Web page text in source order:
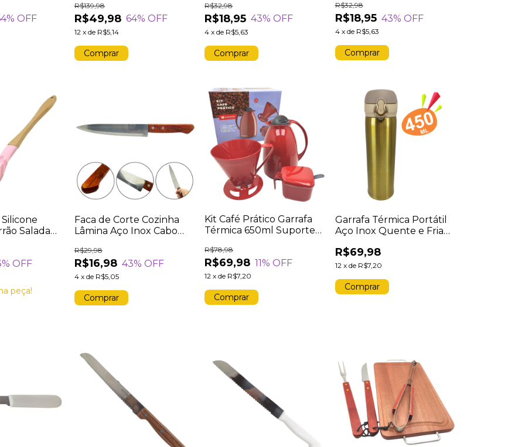
Concha
Pegador
% OFF
4 Peças Colher Concha
Escumadeira Pegador
Rosa
R$49,98
R$139,98
64% OFF
12 x de R$5,14
Cabo de Madeira Verde
R$18,95
R$32,98
43% OFF
4 xde R$5,63
Cabo de Madeira
Vermelho
R$18,95
R$32,98
43% OFF
4 x de R$5,63
Salada
Rosa
% OFF
peça!
Faca de Corte Cozinha
Lâmina Aço Inox Cabo
Churrasco Utensílio de
Cozinha 33cm
R$16,98
R$29,98
43% OFF
4 x de R$5,05
Kit Café Prático Garrafa
Térmica 650ml Suporte
Conjunto Vermelho
R$69,98
R$78,98
11% OFF
12 xde R$7,20
Garrafa Térmica Portátil
Aço Inox Quente e Fria
Dourado 450ml
R$69,98
12 x de R$7,20